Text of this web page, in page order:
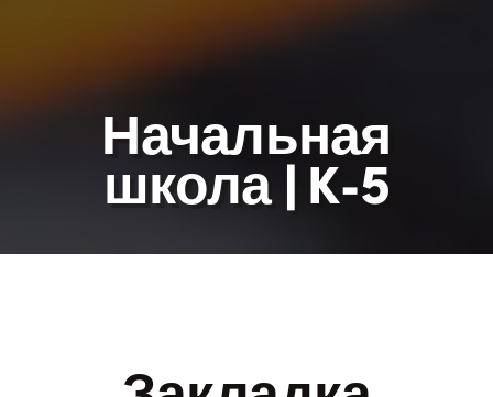
Начальная
школа | K-5